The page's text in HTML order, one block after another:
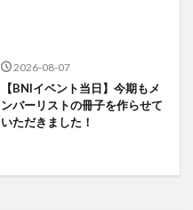
2026-08-07
【BNIイベント当日】今期もメ
ンバーリストの冊子を作らせて
いただきました！